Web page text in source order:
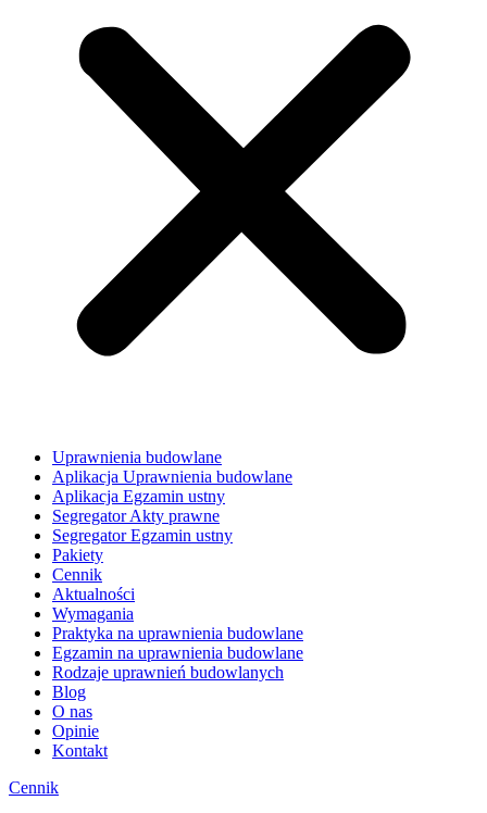
Uprawnienia budowlane
Aplikacja Uprawnienia budowlane
Aplikacja Egzamin ustny
Segregator Akty prawne
Segregator Egzamin ustny
Pakiety
Cennik
Aktualności
Wymagania
Praktyka na uprawnienia budowlane
Egzamin na uprawnienia budowlane
Rodzaje uprawnień budowlanych
Blog
O nas
Opinie
Kontakt
Cennik